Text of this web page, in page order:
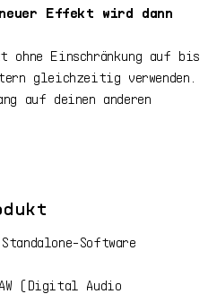
Effekt wird dann
Einschränkung auf bis
gleichzeitig verwenden.
auf deinen anderen
Software
(Digital Audio